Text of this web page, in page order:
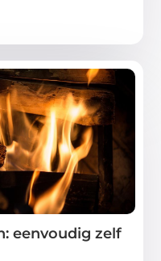
eenvoudig zelf